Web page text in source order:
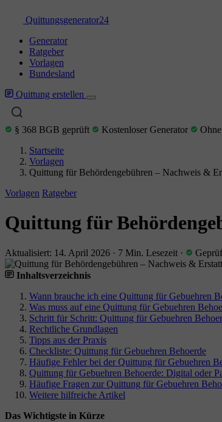
Quittungsgenerator24
Generator
Ratgeber
Vorlagen
Bundesland
Quittung erstellen
§ 368 BGB geprüft Kostenloser Generator
Startseite
Vorlagen
Quittung für Behördengebühren – Nachweis &
Vorlagen Ratgeber
Quittung für
Aktualisiert: 14. April 2026 · 7 Min. Lesezeit ·
Inhaltsverzeichnis
Wann brauche ich eine Quittung für Gebuehren
Was muss auf eine Quittung für Gebuehren
Schritt für Schritt: Quittung für Gebuehren
Rechtliche Grundlagen
Tipps aus der Praxis
Checkliste: Quittung für Gebuehren Behoerde
Häufige Fehler bei der Quittung für Gebuehren
Quittung für Gebuehren Behoerde: Digital oder
Häufige Fragen zur Quittung für Gebuehren
Weitere hilfreiche Artikel
Das Wichtigste in Kürze